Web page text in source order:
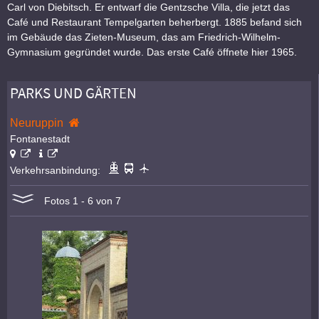
Carl von Diebitsch. Er entwarf die Gentzsche Villa, die jetzt das
Café und Restaurant Tempelgarten beherbergt. 1885 befand sich
im Gebäude das Zieten-Museum, das am Friedrich-Wilhelm-
Gymnasium gegründet wurde. Das erste Café öffnete hier 1965.
PARKS UND GÄRTEN
Neuruppin
Fontanestadt
Verkehrsanbindung:
Fotos 1 - 6 von 7